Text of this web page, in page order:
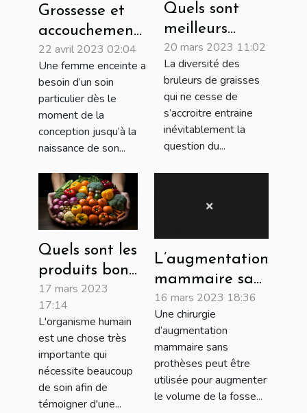
Grossesse et
accouchement :
Quels lits et
accessoires
faut-il à une
femme
enceinte et son
bébé ?
22 avril 2023 02:04
Une femme enceinte a
besoin d’un soin
particulier dès le
moment de la
conception jusqu’à la
naissance de son...
Quels sont
meilleurs
bruleurs de
graisses
homme et
femme ?
20 mars 2023 11:02
La diversité des
bruleurs de graisses
qui ne cesse de
s’accroitre entraine
inévitablement la
question du...
Quels sont les
produits bons
pour la santé
humaine ?
17 mars 2023
17:14
L'organisme humain
est une chose très
importante qui
nécessite beaucoup
de soin afin de
témoigner d'une...
L’augmentation
mammaire sans
prothèse
16 mars 2023 18:36
Une chirurgie
d’augmentation
mammaire sans
prothèses peut être
utilisée pour augmenter
le volume de la fosse...